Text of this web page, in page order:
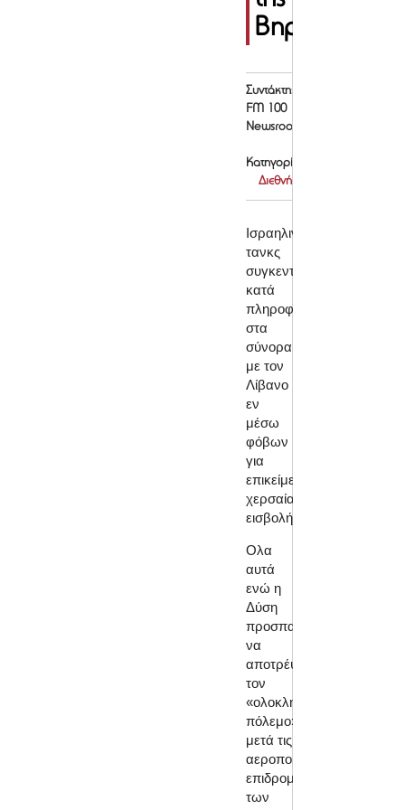
Βηρυτού
Συντάκτης:
FM 100
Newsroom
Κατηγορία:
Διεθνή
Ισραηλινά
τανκς
συγκεντρώνονται
κατά
πληροφορίες
στα
σύνορα
με τον
Λίβανο
εν
μέσω
φόβων
για
επικείμενη
χερσαία
εισβολή.
Ολα
αυτά
ενώ η
Δύση
προσπαθεί
να
αποτρέψει
τον
«ολοκληρωμένο
πόλεμο»
μετά τις
αεροπορικές
επιδρομές
των